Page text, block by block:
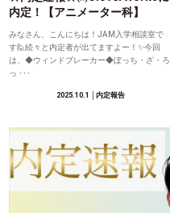
内定！【アニメーター科】
みなさん、こんにちは！JAM入学相談室で
す🙋続々と内定者が出てますよー！✨今回
は、◆ウィンドブレーカー◆ぼっち・ざ・ろ
っ ･･･
2025.10.1 │内定報告